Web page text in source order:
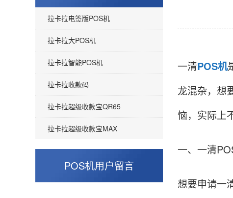
拉卡拉电签版POS机
拉卡拉大POS机
拉卡拉智能POS机
拉卡拉收款码
拉卡拉超级收款宝QR65
拉卡拉超级收款宝MAX
POS机用户留言
一清POS机
龙混杂，想
恼，实际上
一、一清
想要申请一